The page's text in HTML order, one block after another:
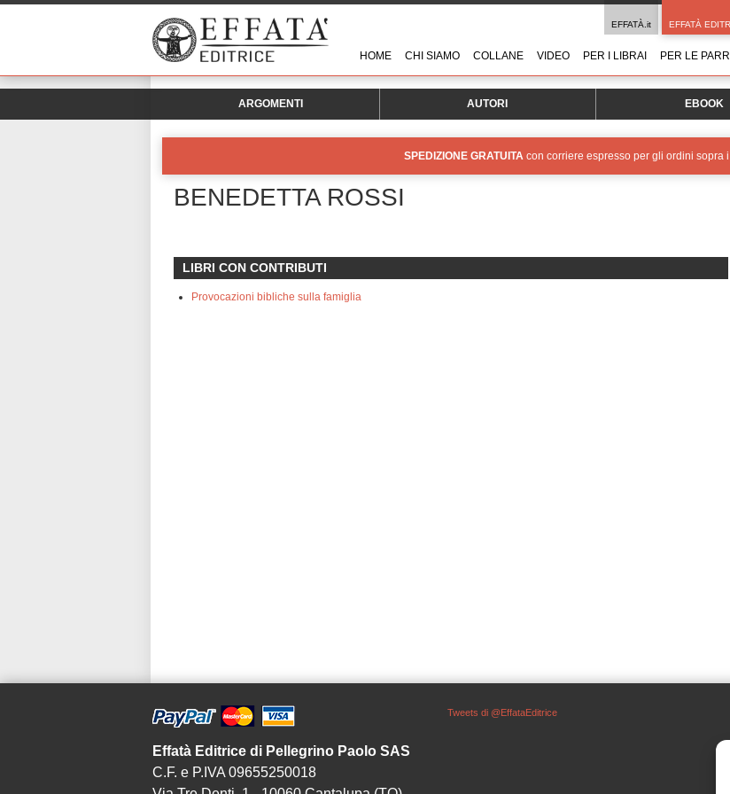
EFFATÀ.it EFFATÀ
HOME CHI SIAMO COLLANE VIDEO PER I LIBRAI PER LE
ARGOMENTI AUTORI EBOOK
SPEDIZIONE GRATUITA con corriere espresso per gli ordini sopra
BENEDETTA ROSSI
LIBRI CON CONTRIBUTI
Provocazioni bibliche sulla famiglia
Effatà Editrice di Pellegrino Paolo SAS
C.F. e P.IVA 09655250018
Tweets di @EffataEditrice